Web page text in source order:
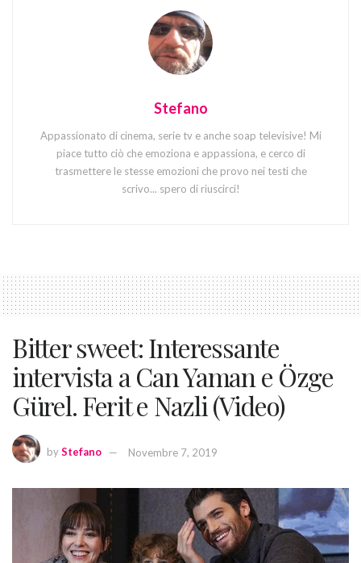
Stefano
Appassionato di cinema, serie tv e anche soap televisive! Mi
piace tutto ciò che emoziona e appassiona, e cerco di
trasmettere le stesse emozioni che provo nei testi che
scrivo... spero di riuscirci!
Bitter sweet: Interessante
intervista a Can Yaman e Özge
Gürel. Ferit e Nazli (Video)
byStefano Novembre 7, 2019